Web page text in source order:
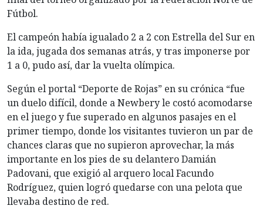
Fútbol.
El campeón había igualado 2 a 2 con Estrella del Sur en
la ida, jugada dos semanas atrás, y tras imponerse por
1 a 0, pudo así, dar la vuelta olímpica.
Según el portal “Deporte de Rojas” en su crónica “fue
un duelo difícil, donde a Newbery le costó acomodarse
en el juego y fue superado en algunos pasajes en el
primer tiempo, donde los visitantes tuvieron un par de
chances claras que no supieron aprovechar, la más
importante en los pies de su delantero Damián
Padovani, que exigió al arquero local Facundo
Rodríguez, quien logró quedarse con una pelota que
llevaba destino de red.